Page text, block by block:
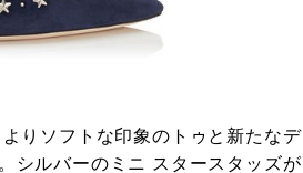
りソフトな印象のトゥと新たなデ
シルバーのミニ スタースタッズが